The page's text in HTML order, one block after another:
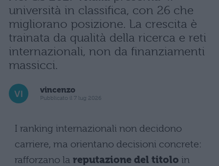
università in classifica, con 26 che
migliorano posizione. La crescita è
trainata da qualità della ricerca e reti
internazionali, non da finanziamenti
massicci.
vincenzo
Pubblicato il 7 lug 2026
I ranking internazionali non decidono
carriere, ma orientano decisioni concrete:
rafforzano la reputazione del titolo in